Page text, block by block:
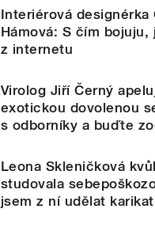
Interiérová designérka
Hámová: S čím bojuju,
z internetu
Virolog Jiří Černý
exotickou dovolenou
s odborníky a buďte
Leona Skleničková
studovala
jsem z ní udělat